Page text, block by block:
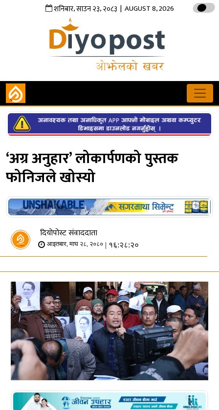
शनिबार,साउन२३,२०८३ | AUGUST 8, 2026
‘अग्र अनुहार’ लोकार्पणको पुस्तक
फोनिजले खोस्यो
दियोपोस्ट संवाददाता
आइतबार, माघ २८, २०८० | १६:२८:२०